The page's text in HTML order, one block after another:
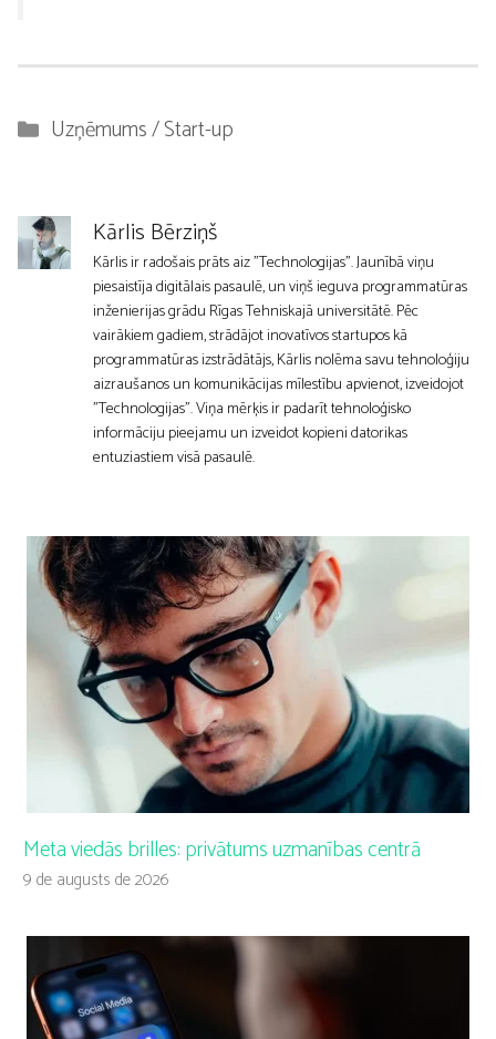
Kategorijas
Uzņēmums / Start-up
Kārlis Bērziņš
Kārlis ir radošais prāts aiz "Technologijas". Jaunībā viņu
piesaistīja digitālais pasaulē, un viņš ieguva programmatūras
inženierijas grādu Rīgas Tehniskajā universitātē. Pēc
vairākiem gadiem, strādājot inovatīvos startupos kā
programmatūras izstrādātājs, Kārlis nolēma savu tehnoloģiju
aizraušanos un komunikācijas mīlestību apvienot, izveidojot
"Technologijas". Viņa mērķis ir padarīt tehnoloģisko
informāciju pieejamu un izveidot kopieni datorikas
entuziastiem visā pasaulē.
Meta viedās brilles: privātums uzmanības centrā
9 de augusts de 2026